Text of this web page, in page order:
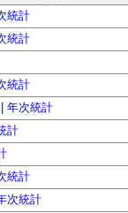
統計
統計
統計
年次統計
計
統計
次統計